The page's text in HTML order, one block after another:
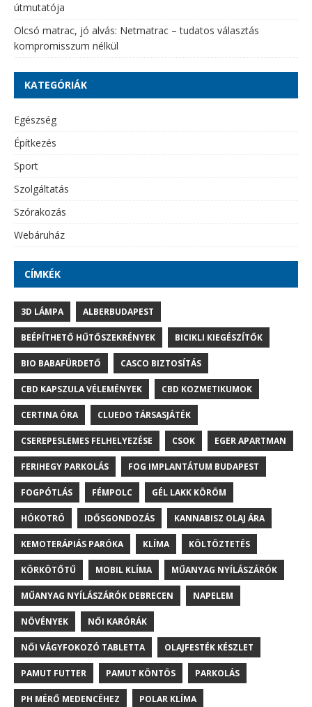
útmutatója
Olcsó matrac, jó alvás: Netmatrac – tudatos választás
kompromisszum nélkül
KATEGÓRIÁK
Egészség
Építkezés
Sport
Szolgáltatás
Szórakozás
Webáruház
CÍMKÉK
3D LÁMPA ALBERBUDAPEST
BEÉPÍTHETŐ HŰTŐSZEKRÉNYEK BICIKLI KIEGÉSZÍTŐK
BIO BABAFÜRDETŐ CASCO BIZTOSÍTÁS
CBD KAPSZULA VÉLEMÉNYEK CBD KOZMETIKUMOK
CERTINA ÓRA CLUEDO TÁRSASJÁTÉK
CSEREPESLEMES FELHELYEZÉSE CSOK EGER APARTMAN
FERIHEGY PARKOLÁS FOG IMPLANTÁTUM BUDAPEST
FOGPÓTLÁS FÉMPOLC GÉL LAKK KÖRÖM
HÓKOTRÓ IDŐSGONDOZÁS KANNABISZ OLAJ ÁRA
KEMOTERÁPIÁS PARÓKA KLÍMA KÖLTÖZTETÉS
KÖRKÖTŐTŰ MOBIL KLÍMA MŰANYAG NYÍLÁSZÁRÓK
MŰANYAG NYÍLÁSZÁRÓK DEBRECEN NAPELEM
NÖVÉNYEK NŐI KARÓRÁK
NŐI VÁGYFOKOZÓ TABLETTA OLAJFESTÉK KÉSZLET
PAMUT FUTTER PAMUT KÖNTÖS PARKOLÁS
PH MÉRŐ MEDENCÉHEZ POLAR KLÍMA